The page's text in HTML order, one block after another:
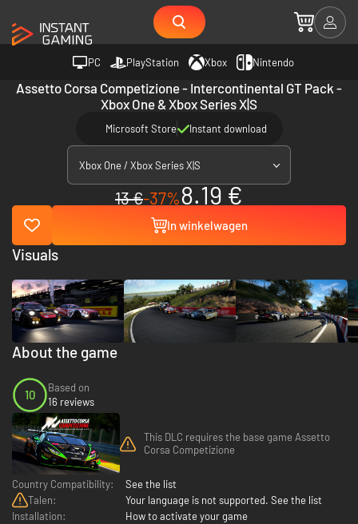
PC PlayStation Xbox Nintendo
Assetto Corsa Competizione - Intercontinental GT Pack -
Xbox One & Xbox Series X|S
Microsoft Store Instant download
Xbox One / Xbox Series X|S
13 €-37%8.19 €
In winkelwagen
About the game
10
Based on
16 reviews
This DLC requires the base game Assetto
Corsa Competizione
Country Compatibility:
See the list
Talen:
Your language is not supported. See the list
Installation:
How to activate your game
Visuals